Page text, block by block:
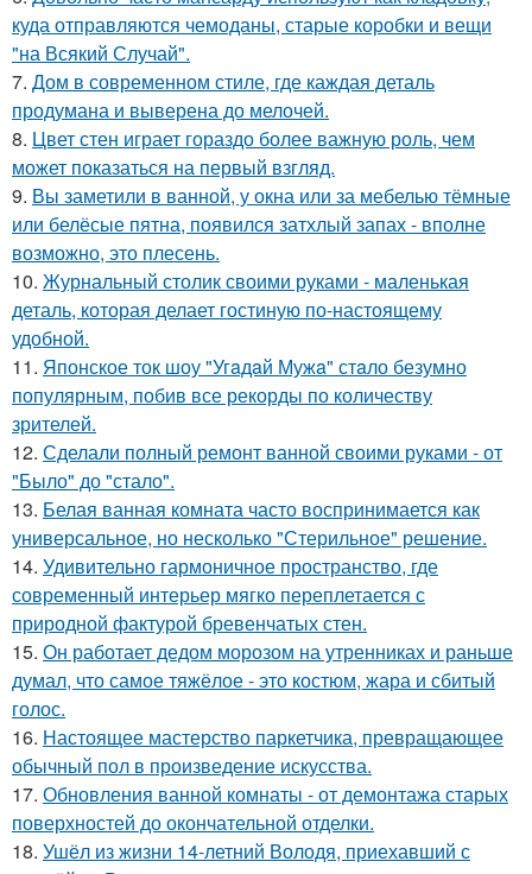
куда отправляются чемоданы, старые коробки и вещи
"на Всякий Случай".
7. Дом в современном стиле, где каждая деталь
продумана и выверена до мелочей.
8. Цвет стен играет гораздо более важную роль, чем
может показаться на первый взгляд.
9. Вы заметили в ванной, у окна или за мебелью тёмные
или белёсые пятна, появился затхлый запах - вполне
возможно, это плесень.
10. Журнальный столик своими руками - маленькая
деталь, которая делает гостиную по-настоящему
удобной.
11. Японское ток шоу "Угaдaй Мужa" стaло безумно
популярным, побив все рекорды по количеству
зрителей.
12. Сделали полный ремонт ванной своими руками - от
"Было" до "стало".
13. Белая ванная комната часто воспринимается как
универсальное, но несколько "Стерильное" решение.
14. Удивительно гармоничное пространство, где
современный интерьер мягко переплетается с
природной фактурой бревенчатых стен.
15. Он работает дедом морозом на утренниках и раньше
думал, что самое тяжёлое - это костюм, жара и сбитый
голос.
16. Настоящее мастерство паркетчика, превращающее
обычный пол в произведение искусства.
17. Обновления ванной комнаты - от демонтажа старых
поверхностей до окончательной отделки.
18. Ушёл из жизни 14-летний Володя, приехавший с